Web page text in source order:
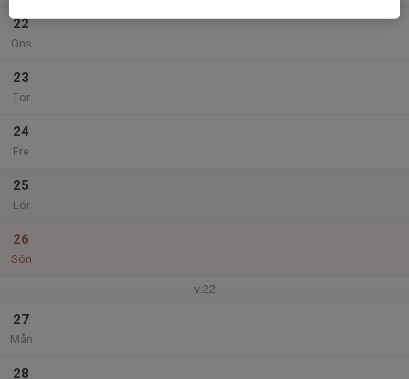
22
Ons
23
Tor
24
Fre
25
Lör
26
Sön
v.22
27
Mån
28